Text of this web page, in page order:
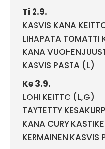
Ti 2.9.
KASVIS KANA
LIHAPATA TOMATTI
KANA
KASVIS PASTA (L)
Ke 3.9.
LOHI KEITTO (L,G)
TAYTETTY
KANA CURY
KERMAINEN KASVIS